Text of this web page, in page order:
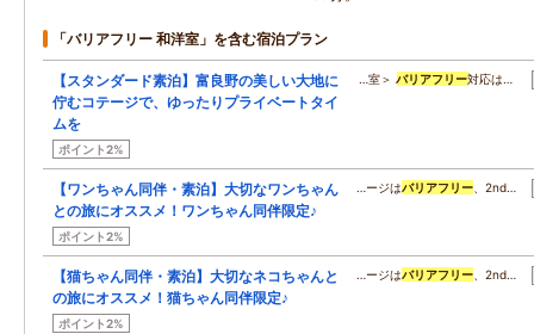
「バリアフリー 和洋室」を含む宿泊プラン
【スタンダード素泊】富良野の美しい大地に
佇むコテージで、ゆったりプライベートタイ
ムを
ポイント2%
…室＞バリアフリー対応は…
【ワンちゃん同伴・素泊】大切なワンちゃん
との旅にオススメ！ワンちゃん同伴限定♪
ポイント2%
…ージはバリアフリー 、2nd…
【猫ちゃん同伴・素泊】大切なネコちゃんと
の旅にオススメ！猫ちゃん同伴限定♪
ポイント2%
…ージはバリアフリー 、2nd…